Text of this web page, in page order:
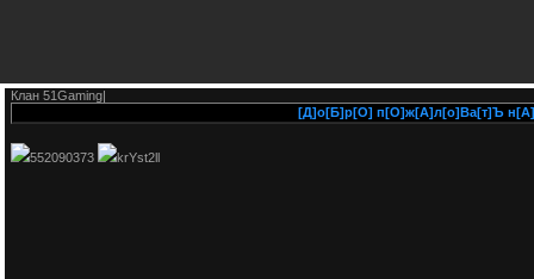
Клан 51Gaming|
[Д]о[Б]р[О] п[О]ж[А]л[о]Ва[т]Ъ н[А]
552090373 krYst2ll